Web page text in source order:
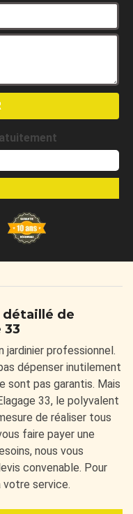
de
33
jardinier professionnel.
dépenser inutilement
sont pas garantis. Mais
33, le polyvalent
de réaliser tous
faire payer une
nous vous
convenable. Pour
votre service.